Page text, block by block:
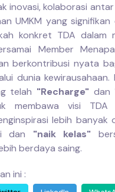
inovasi, kolaborasi
UMKM yang signifikan
konkret TDA dalam
Member
berkontribusi nyata
dunia kewirausahaan.
telah "Recharge" dan
membawa visi TDA
lebih banyak
dan "naik kelas"
berdaya saing.
ini :